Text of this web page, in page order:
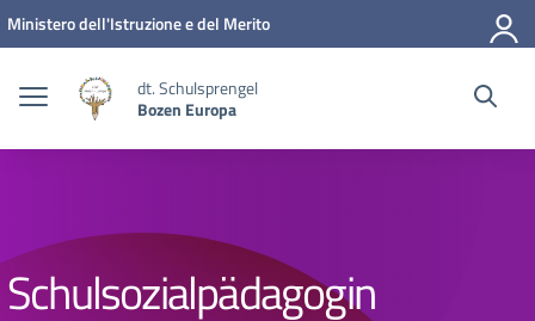
Zum Inhalt springen
Zum Navigationsmenü springen
Zur Fußzeile springen
Ministero dell'Istruzione e del Merito
dt. Schulsprengel
Bozen Europa
Schulsozialpädagogin